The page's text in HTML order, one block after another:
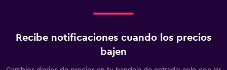
Recibe notificaciones cuando los precios
bajen